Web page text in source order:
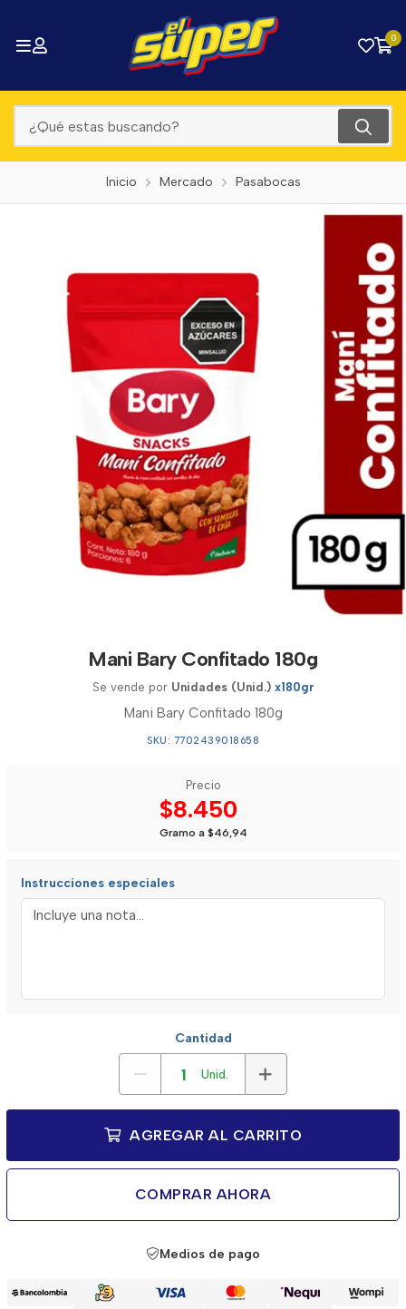
0
Inicio Mercado Pasabocas
Mani Bary Confitado 180g
Se vende por Unidades (Unid.) x180gr
Mani Bary Confitado 180g
SKU: 7702439018658
Precio
$8.450
Gramo a $46,94
Instrucciones especiales
Cantidad
Unid.
AGREGAR AL CARRITO
COMPRAR AHORA
Medios de pago